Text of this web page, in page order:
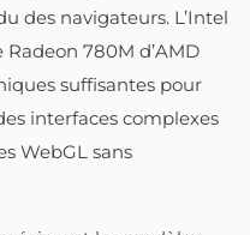
des navigateurs. L’Intel
780M d’AMD
suffisantes pour
interfaces complexes
WebGL sans